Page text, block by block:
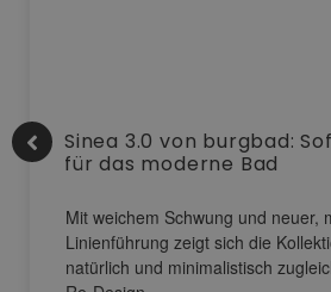
Sinea 3.0 von burgbad:
für das moderne Bad
Mit weichem Schwung und neuer,
Linienführung zeigt sich die
natürlich und minimalistisch